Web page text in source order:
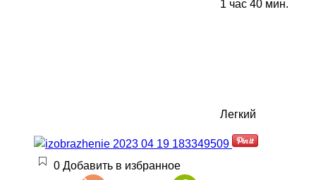
1 час 40 мин.
Легкий
0 Добавить в избранное